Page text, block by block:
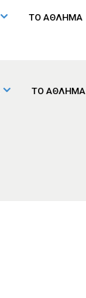
ΤΟ ΑΘΛΗΜΑ
ΤΟ ΑΘΛΗΜΑ